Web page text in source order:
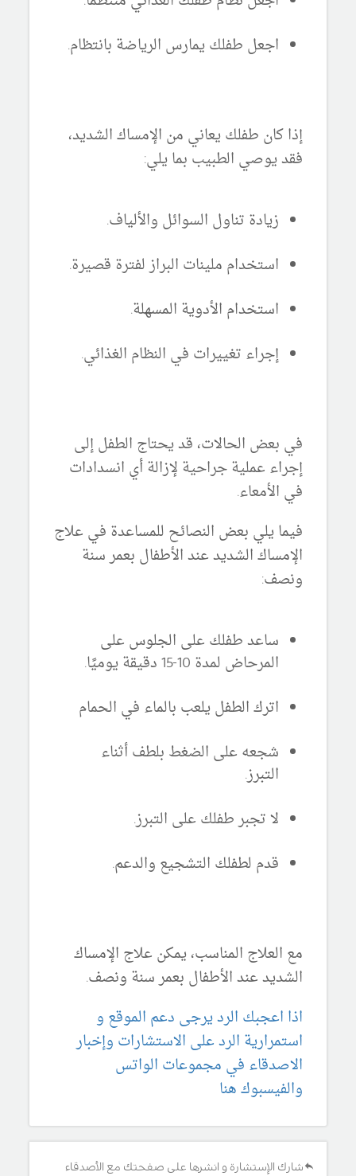
اجعل طفلك يمارس الرياضة بانتظام.
إذا كان طفلك يعاني من الإمساك الشديد،
فقد يوصي الطبيب بما يلي:
زيادة تناول السوائل والألياف.
استخدام ملينات البراز لفترة قصيرة.
استخدام الأدوية المسهلة.
إجراء تغييرات في النظام الغذائي.
في بعض الحالات، قد يحتاج الطفل إلى
إجراء عملية جراحية لإزالة أي انسدادات
في الأمعاء.
فيما يلي بعض النصائح للمساعدة في علاج
الإمساك الشديد عند الأطفال بعمر سنة
ونصف:
ساعد طفلك على الجلوس على
المرحاض لمدة 10-15 دقيقة يوميًا.
اترك الطفل يلعب بالماء في الحمام
شجعه على الضغط بلطف أثناء
التبرز.
لا تجبر طفلك على التبرز.
قدم لطفلك التشجيع والدعم.
مع العلاج المناسب، يمكن علاج الإمساك
الشديد عند الأطفال بعمر سنة ونصف.
اذا اعجبك الرد يرجى دعم الموقع و
استمرارية الرد على الاستشارات وإخبار
الاصدقاء في مجموعات الواتس
والفيسبوك هنا
شارك الإستشارة و انشرها على صفحتك مع الأصدقاء